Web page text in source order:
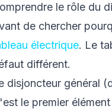
le rôle du
de chercher
électrique. Le
différent.
disjoncteur général
le premier